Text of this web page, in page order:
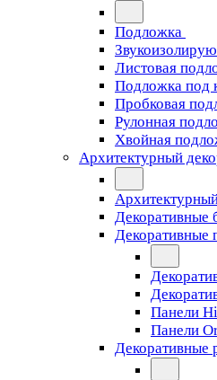
Подложка
Листовая
Подложка под
Пробковая
Рулонная
Хвойная
Архитектурный
Декоративные
Декоративные
Панели
Панели
Декоративные